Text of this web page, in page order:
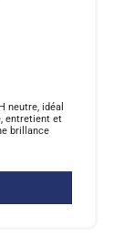
neutre, idéal
entretient et
brillance